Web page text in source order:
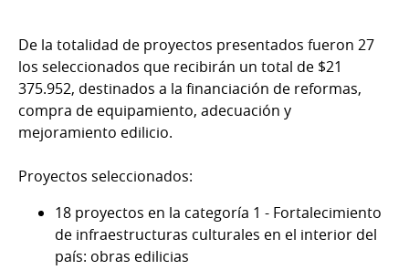
De la totalidad de proyectos presentados fueron 27
los seleccionados que recibirán un total de $21
375.952, destinados a la financiación de reformas,
compra de equipamiento, adecuación y
mejoramiento edilicio.
Proyectos seleccionados:
18 proyectos en la categoría 1 - Fortalecimiento
de infraestructuras culturales en el interior del
país: obras edilicias